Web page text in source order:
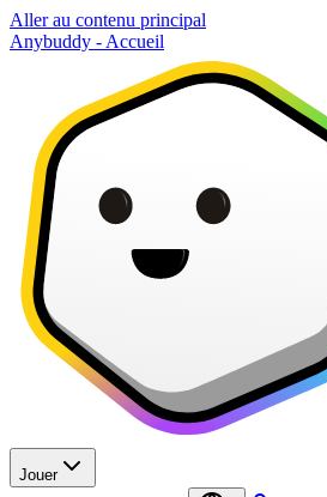
Aller au contenu principal
Anybuddy - Accueil
Jouer